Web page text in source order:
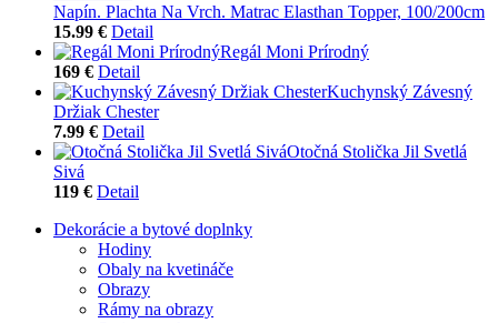
Napín. Plachta Na Vrch. Matrac Elasthan Topper, 100/200cm
15.99 € Detail
Regál Moni Prírodný
169 € Detail
Kuchynský Závesný
Držiak Chester
7.99 € Detail
Otočná Stolička Jil Svetlá
Sivá
119 € Detail
Dekorácie a bytové doplnky
Hodiny
Obaly na kvetináče
Obrazy
Rámy na obrazy